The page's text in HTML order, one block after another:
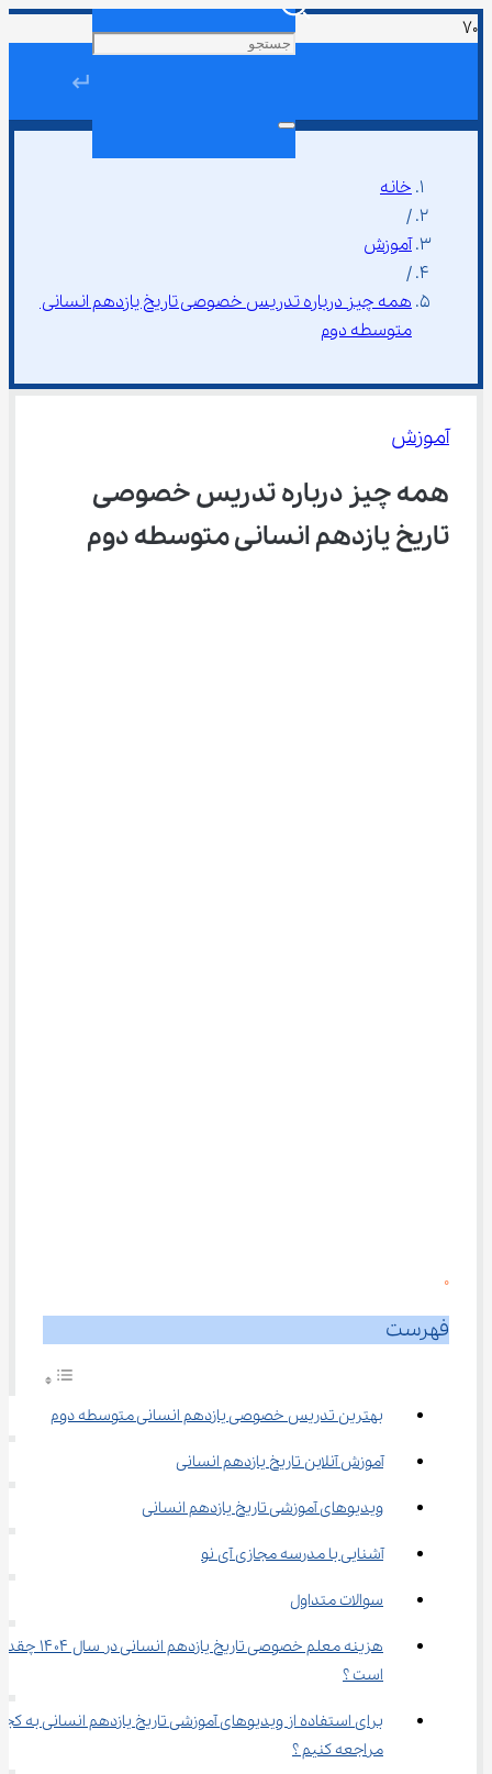
↵
خانه
/
آموزش
/
همه چیز درباره تدریس خصوصی تاریخ یازدهم انسانی
متوسطه دوم
آموزش
همه چیز درباره تدریس خصوصی
تاریخ یازدهم انسانی متوسطه دوم
0
فهرست
بهترین تدریس خصوصی یازدهم انسانی متوسطه دوم
آموزش آنلاین تاریخ یازدهم انسانی
ویدیوهای آموزشی تاریخ یازدهم انسانی
آشنایی با مدرسه مجازی آی نو
سوالات متداول
هزینه معلم خصوصی تاریخ یازدهم انسانی در سال
است ؟
برای استفاده از ویدیوهای آموزشی تاریخ یازدهم انسانی به
مراجعه کنیم ؟